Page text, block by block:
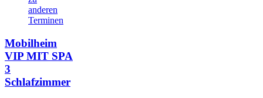
anderen
Terminen
Mobilheim
VIP MIT SPA
3
Schlafzimmer